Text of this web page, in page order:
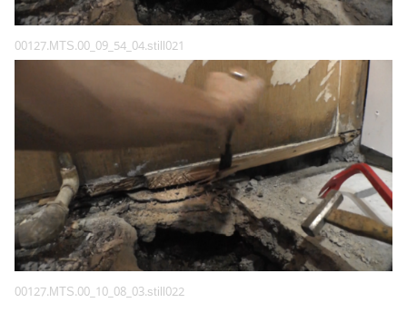
00127.MTS.00_09_54_04.still021
00127.MTS.00_10_08_03.still022